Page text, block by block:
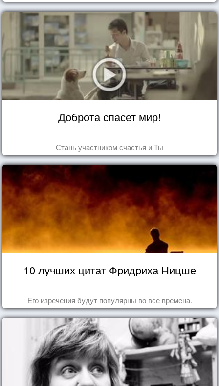
Доброта спасет мир!
Стань участником счастья и Ты
10 лучших цитат Фридриха Ницше
Его изречения будут популярны во все времена.